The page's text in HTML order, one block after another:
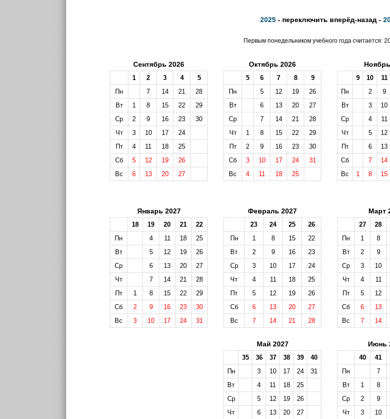
2025- переключить вперёд-назад -
Первым понедельником учебного года считается:
Сентябрь 2026
1 2 3 4
5
Пн
7 14 21
28
Вт
1 8 15 22
29
Ср
2 9 16 23
30
Чт
3 10 17
24
Пт
4 11 18
25
Сб
5 12 19
26
Вс
6 13 20 27
Октябрь 2026
5 6 7 8
9
Пн
5 12 19
26
Вт
6 13 20
27
Ср
7 14 21
28
Чт
1 8 15 22
29
Пт
2 9 16 23
30
Сб
3 10 17 24
31
Вс
4 11 18 25
9 10 11
Пн
2 9
Вт
3 10
Ср
4 11
Чт
5 12
Пт
6 13
Сб
7 14
Вс
1 8 15
Январь 2027
18 19 20 21
22
Пн
4 11 18
25
Вт
5 12 19
26
Ср
6 13 20
27
Чт
7 14 21
28
Пт
1 8 15 22
29
Сб
2 9 16 23
30
Вс
3 10 17 24 31
Февраль 2027
23 24 25
26
Пн
1 8 15
22
Вт
2 9 16
23
Ср
3 10 17
24
Чт
4 11 18
25
Пт
5 12 19
26
Сб
6 13 20
27
Вс
7 14 21 28
Март
27 28
Пн
1 8
Вт
2 9
Ср
3 10
Чт
4 11
Пт
5 12
Сб
6 13
Вс
7 14
Май 2027
35 36 37 38 39
40
Пн
3 10 17 24
31
Вт
4 11 18
25
Ср
5 12 19
26
Чт
6 13 20 27
Июнь
40 41
Пн
7
Вт
1 8
Ср
2 9
Чт
3 10